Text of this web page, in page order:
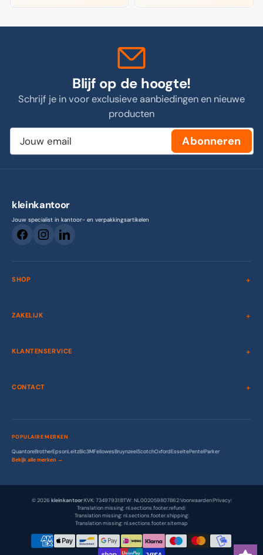
Blijf op de hoogte!
Schrijf je in voor exclusieve aanbiedingen en nieuwe
producten
Jouw
email
Abonneren
kleinkantoor
Jouw specialist in kantoor- en verpakkingsartikelen
SHOP
ZAKELIJK
KLANTENSERVICE
CONTACT
POPULAIRE MERKEN
QuantoreBrotherEpsonLeitzBic3MFellowesBruynzeelScotchOxfordEsseltePentelParker
Bekijk alle merken →
© 2026 kleinkantoor|KVK: 73497931|BTW: NL002059807B62|Voorwaarden|Privacy|
Translation missing: nl.sections.footer.refund|
Translation missing: nl.sections.footer.shipping|
Translation missing: nl.sections.footer.sitemap
Betaalmethodes